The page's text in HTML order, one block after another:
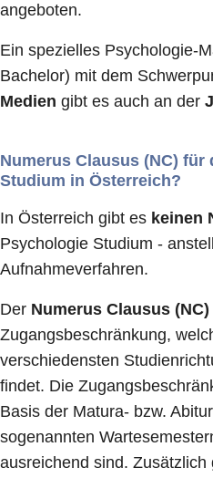
angeboten.
Ein spezielles Psychologie-
Bachelor) mit dem
Medien gibt es auch an der
Numerus Clausus (NC) für
Studium in Österreich?
In Österreich gibt es keinen
Psychologie Studium -
Aufnahmeverfahren.
Der Numerus Clausus (NC)
Zugangsbeschränkung,
verschiedensten
findet. Die
Basis der Matura- bzw.
sogenannten
ausreichend sind.